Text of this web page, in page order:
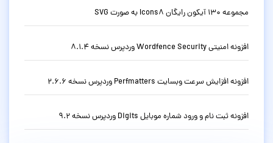
مجموعه 130 آیکون رایگان Icons8 به صورت SVG
افزونه امنیتی Wordfence Security وردپرس نسخه 8.1.4
افزونه افزایش سرعت وبسایت Perfmatters وردپرس نسخه 2.6.6
افزونه ثبت نام و ورود شماره موبایل Digits وردپرس نسخه 9.2